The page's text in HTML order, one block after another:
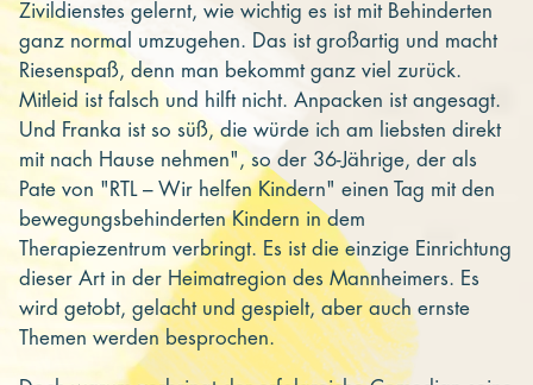
Zivildienstes gelernt, wie wichtig es ist mit Behinderten
ganz normal umzugehen. Das ist großartig und macht
Riesenspaß, denn man bekommt ganz viel zurück.
Mitleid ist falsch und hilft nicht. Anpacken ist angesagt.
Und Franka ist so süß, die würde ich am liebsten direkt
mit nach Hause nehmen", so der 36-Jährige, der als
Pate von "RTL – Wir helfen Kindern" einen Tag mit den
bewegungsbehinderten Kindern in dem
Therapiezentrum verbringt. Es ist die einzige Einrichtung
dieser Art in der Heimatregion des Mannheimers. Es
wird getobt, gelacht und gespielt, aber auch ernste
Themen werden besprochen.